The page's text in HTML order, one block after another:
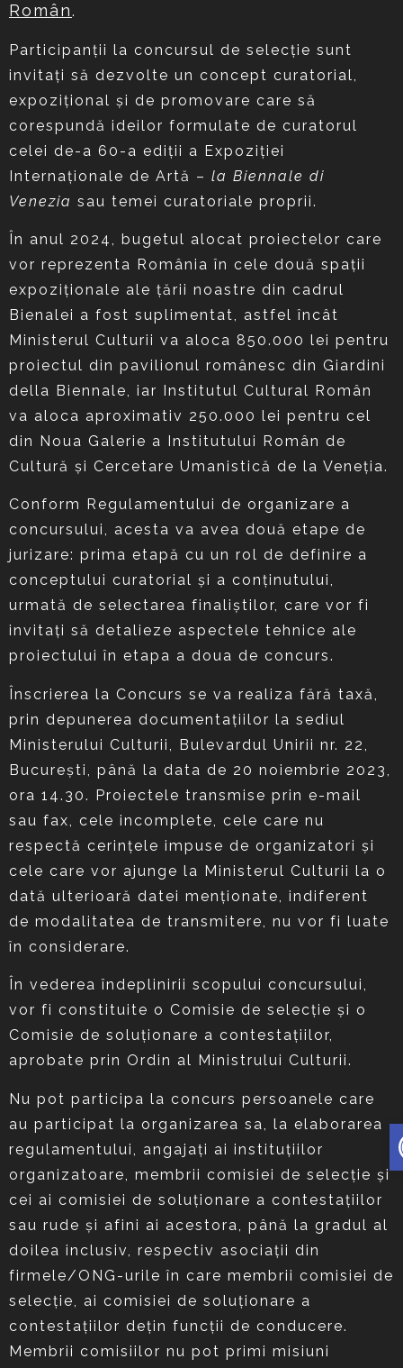
Român.
Participanții la concursul de selecție sunt
invitați să dezvolte un concept curatorial,
expozițional și de promovare care să
corespundă ideilor formulate de curatorul
celei de-a 60-a ediții a Expoziției
Internaționale de Artă – la Biennale di
Venezia sau temei curatoriale proprii.
În anul 2024, bugetul alocat proiectelor care
vor reprezenta România în cele două spații
expoziționale ale țării noastre din cadrul
Bienalei a fost suplimentat, astfel încât
Ministerul Culturii va aloca 850.000 lei pentru
proiectul din pavilionul românesc din Giardini
della Biennale, iar Institutul Cultural Român
va aloca aproximativ 250.000 lei pentru cel
din Noua Galerie a Institutului Român de
Cultură și Cercetare Umanistică de la Veneția.
Conform Regulamentului de organizare a
concursului, acesta va avea două etape de
jurizare: prima etapă cu un rol de definire a
conceptului curatorial și a conținutului,
urmată de selectarea finaliștilor, care vor fi
invitați să detalieze aspectele tehnice ale
proiectului în etapa a doua de concurs.
Înscrierea la Concurs se va realiza fără taxă,
prin depunerea documentațiilor la sediul
Ministerului Culturii, Bulevardul Unirii nr. 22,
Bucureşti, până la data de 20 noiembrie 2023,
ora 14.30. Proiectele transmise prin e-mail
sau fax, cele incomplete, cele care nu
respectă cerințele impuse de organizatori și
cele care vor ajunge la Ministerul Culturii la o
dată ulterioară datei menționate, indiferent
de modalitatea de transmitere, nu vor fi luate
în considerare.
În vederea îndeplinirii scopului concursului,
vor fi constituite o Comisie de selecţie și o
Comisie de soluționare a contestațiilor,
aprobate prin Ordin al Ministrului Culturii.
Nu pot participa la concurs persoanele care
au participat la organizarea sa, la elaborarea
regulamentului, angajaţi ai instituţiilor
organizatoare, membrii comisiei de selecţie şi
cei ai comisiei de soluţionare a contestaţiilor
sau rude şi afini ai acestora, până la gradul al
doilea inclusiv, respectiv asociaţii din
firmele/ONG-urile în care membrii comisiei de
selecţie, ai comisiei de soluţionare a
contestaţiilor deţin funcţii de conducere.
Membrii comisiilor nu pot primi misiuni